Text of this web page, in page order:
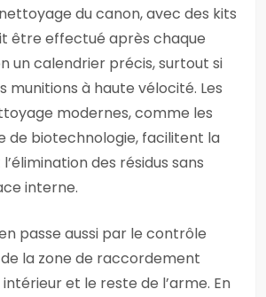
du canon, avec des kits
être effectué après chaque
un calendrier précis, surtout si
munitions à haute vélocité. Les
modernes, comme les
de biotechnologie, facilitent la
des résidus sans
interne.
passe aussi par le contrôle
la zone de raccordement
et le reste de l’arme. En